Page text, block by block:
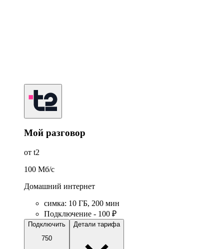
Мой разговор
от t2
100 Мб/c
Домашний интернет
симка: 10 ГБ, 200 мин
Подключение - 100 ₽
Подключить
750
Детали тарифа